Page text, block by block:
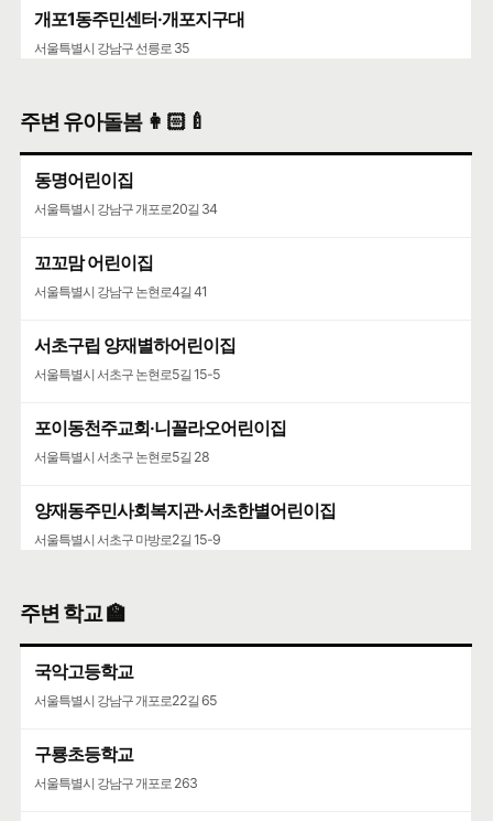
개포1동주민센터·개포지구대
서울특별시 강남구 선릉로 35
주변 유아돌봄 👩🏻‍🍼
동명어린이집
서울특별시 강남구 개포로20길 34
꼬꼬맘 어린이집
서울특별시 강남구 논현로4길 41
서초구립 양재별하어린이집
서울특별시 서초구 논현로5길 15-5
포이동천주교회·니꼴라오어린이집
서울특별시 서초구 논현로5길 28
양재동주민사회복지관·서초한별어린이집
서울특별시 서초구 마방로2길 15-9
서울특별시 서초구 언남16길 37
주변 학교 🏫
국악고등학교
서울특별시 강남구 개포로22길 65
구룡초등학교
서울특별시 강남구 개포로 263